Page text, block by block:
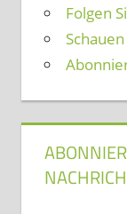
Folgen